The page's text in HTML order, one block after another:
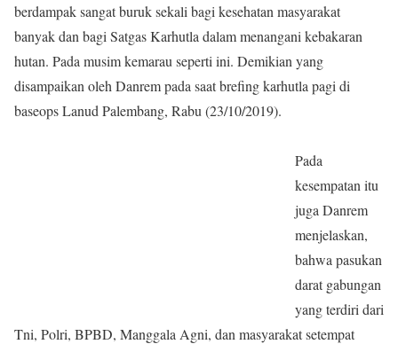
berdampak sangat buruk sekali bagi kesehatan masyarakat
banyak dan bagi Satgas Karhutla dalam menangani kebakaran
hutan. Pada musim kemarau seperti ini. Demikian yang
disampaikan oleh Danrem pada saat brefing karhutla pagi di
baseops Lanud Palembang, Rabu (23/10/2019).
Pada
kesempatan itu
juga Danrem
menjelaskan,
bahwa pasukan
darat gabungan
yang terdiri dari
Tni, Polri, BPBD, Manggala Agni, dan masyarakat setempat